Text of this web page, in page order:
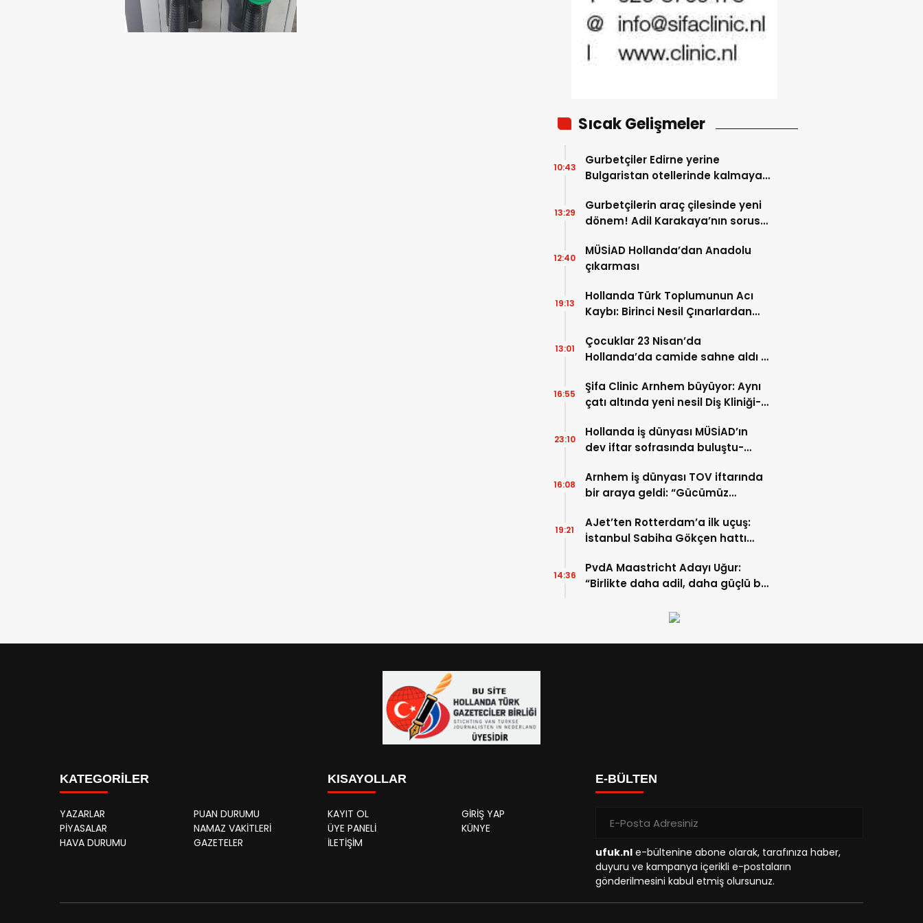
Sıcak Gelişmeler
Gurbetçiler Edirne yerine
Bulgaristan otellerinde kalmaya
10:43
Gurbetçilerin araç çilesinde yeni
dönem! Adil Karakaya’nın sorusu
13:29
MÜSİAD Hollanda’dan Anadolu
çıkarması
12:40
Hollanda Türk Toplumunun Acı
Kaybı: Birinci Nesil Çınarlardan
19:13
Çocuklar 23 Nisan’da
Hollanda’da camide sahne aldı –
13:01
Şifa Clinic Arnhem büyüyor: Aynı
çatı altında yeni nesil Diş Kliniği-
16:55
Hollanda iş dünyası MÜSİAD’ın
dev iftar sofrasında buluştu-
23:10
Arnhem iş dünyası TOV iftarında
bir araya geldi: “Gücümüz
16:08
AJet’ten Rotterdam’a ilk uçuş:
İstanbul Sabiha Gökçen hattı
19:21
PvdA Maastricht Adayı Uğur:
“Birlikte daha adil, daha güçlü bir
14:36
KATEGORİLER
YAZARLAR
PUAN DURUMU
PİYASALAR
NAMAZ VAKİTLERİ
HAVA DURUMU
GAZETELER
KISAYOLLAR
KAYIT OL
GİRİŞ YAP
ÜYE PANELİ
KÜNYE
İLETİŞİM
E-BÜLTEN
ufuk.nl e-bültenine abone olarak, tarafınıza haber,
duyuru ve kampanya içerikli e-postaların
gönderilmesini kabul etmiş olursunuz.